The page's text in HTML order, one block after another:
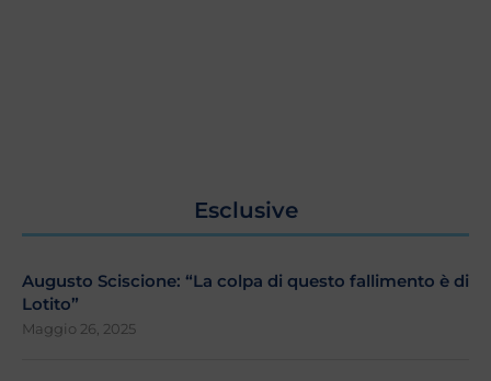
Esclusive
Augusto Sciscione: “La colpa di questo fallimento è di
Lotito”
Maggio 26, 2025